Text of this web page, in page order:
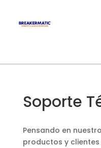
Soporte
Pensando en
productos y